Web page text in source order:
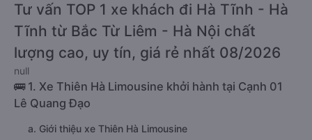
Tư vấn TOP 1 xe khách đi Hà Tĩnh - Hà
Tĩnh từ Bắc Từ Liêm - Hà Nội chất
lượng cao, uy tín, giá rẻ nhất 08/2026
null
🚌 1. Xe Thiên Hà Limousine khởi hành tại Cạnh 01
Lê Quang Đạo
a. Giới thiệu xe Thiên Hà Limousine